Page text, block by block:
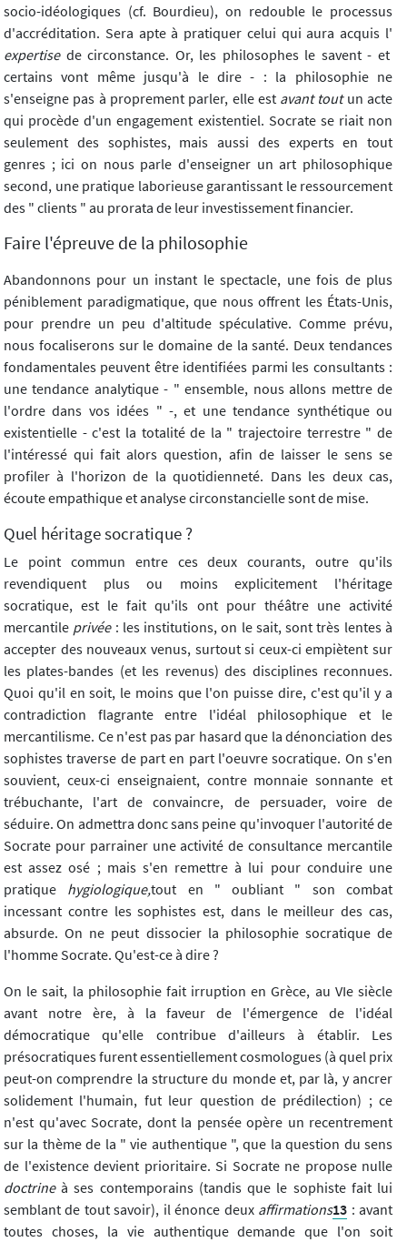
socio-idéologiques (cf. Bourdieu), on redouble le processus
d'accréditation. Sera apte à pratiquer celui qui aura acquis l'
expertisede circonstance. Or, les philosophes le savent - et
certains vont même jusqu'à le dire - : la philosophie ne
s'enseigne pas à proprement parler, elle est avant tout un acte
qui procède d'un engagement existentiel. Socrate se riait non
seulement des sophistes, mais aussi des experts en tout
genres ; ici on nous parle d'enseigner un art philosophique
second, une pratique laborieuse garantissant le ressourcement
des " clients " au prorata de leur investissement financier.
Faire l'épreuve de la philosophie
Abandonnons pour un instant le spectacle, une fois de plus
péniblement paradigmatique, que nous offrent les États-Unis,
pour prendre un peu d'altitude spéculative. Comme prévu,
nous focaliserons sur le domaine de la santé. Deux tendances
fondamentales peuvent être identifiées parmi les consultants :
une tendance analytique - " ensemble, nous allons mettre de
l'ordre dans vos idées " -, et une tendance synthétique ou
existentielle - c'est la totalité de la " trajectoire terrestre " de
l'intéressé qui fait alors question, afin de laisser le sens se
profiler à l'horizon de la quotidienneté. Dans les deux cas,
écoute empathique et analyse circonstancielle sont de mise.
Quel héritage socratique ?
Le point commun entre ces deux courants, outre qu'ils
revendiquent plus ou moins explicitement l'héritage
socratique, est le fait qu'ils ont pour théâtre une activité
mercantile privée : les institutions, on le sait, sont très lentes à
accepter des nouveaux venus, surtout si ceux-ci empiètent sur
les plates-bandes (et les revenus) des disciplines reconnues.
Quoi qu'il en soit, le moins que l'on puisse dire, c'est qu'il y a
contradiction flagrante entre l'idéal philosophique et le
mercantilisme. Ce n'est pas par hasard que la dénonciation des
sophistes traverse de part en part l'oeuvre socratique. On s'en
souvient, ceux-ci enseignaient, contre monnaie sonnante et
trébuchante, l'art de convaincre, de persuader, voire de
séduire. On admettra donc sans peine qu'invoquer l'autorité de
Socrate pour parrainer une activité de consultance mercantile
est assez osé ; mais s'en remettre à lui pour conduire une
pratique hygiologique,tout en " oubliant " son combat
incessant contre les sophistes est, dans le meilleur des cas,
absurde. On ne peut dissocier la philosophie socratique de
l'homme Socrate. Qu'est-ce à dire ?
On le sait, la philosophie fait irruption en Grèce, au VIe siècle
avant notre ère, à la faveur de l'émergence de l'idéal
démocratique qu'elle contribue d'ailleurs à établir. Les
présocratiques furent essentiellement cosmologues (à quel prix
peut-on comprendre la structure du monde et, par là, y ancrer
solidement l'humain, fut leur question de prédilection) ; ce
n'est qu'avec Socrate, dont la pensée opère un recentrement
sur la thème de la " vie authentique ", que la question du sens
de l'existence devient prioritaire. Si Socrate ne propose nulle
doctrineà ses contemporains (tandis que le sophiste fait lui
semblant de tout savoir), il énonce deuxaffirmations13 : avant
toutes choses, la vie authentique demande que l'on soit